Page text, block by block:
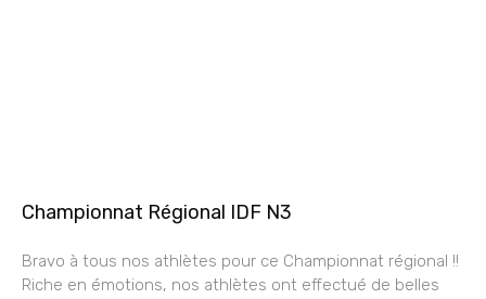
Championnat Régional IDF N3
Bravo à tous nos athlètes pour ce Championnat régional !!
Riche en émotions, nos athlètes ont effectué de belles